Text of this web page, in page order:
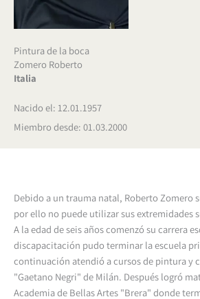
Pintura de la boca
Zomero Roberto
Italia
Nacido el: 12.01.1957
Miembro desde: 01.03.2000
Debido a un trauma natal, Roberto Zomero
por ello no puede utilizar sus extremidades
A la edad de seis años comenzó su carrera
discapacitación pudo terminar la escuela
continuación atendió a cursos de pintura y
"Gaetano Negri" de Milán. Después logró
Academia de Bellas Artes "Brera" donde